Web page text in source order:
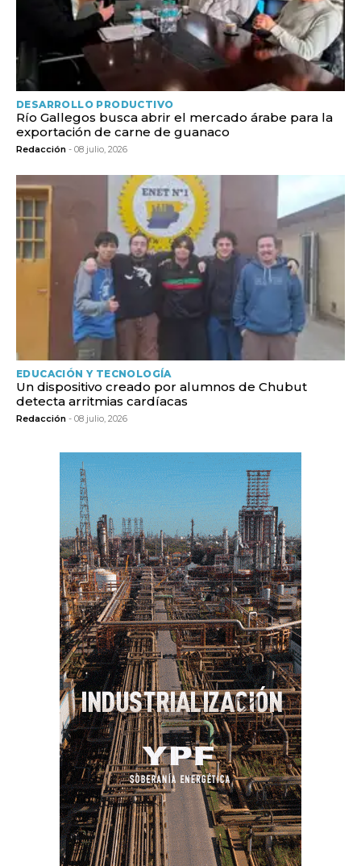
DESARROLLO PRODUCTIVO
Río Gallegos busca abrir el mercado árabe para la
exportación de carne de guanaco
Redacción - 08 julio, 2026
EDUCACIÓN Y TECNOLOGÍA
Un dispositivo creado por alumnos de Chubut
detecta arritmias cardíacas
Redacción - 08 julio, 2026